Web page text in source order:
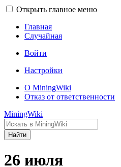
Открыть главное меню
Главная
Случайная
Войти
Настройки
О MiningWiki
Отказ от ответственности
MiningWiki
Найти
26 июля